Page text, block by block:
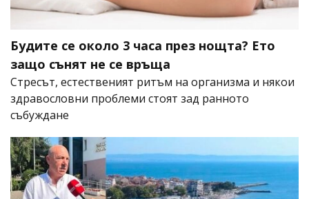
Будите се около 3 часа през нощта? Ето
защо сънят не се връща
Стресът, естественият ритъм на организма и някои
здравословни проблеми стоят зад ранното
събуждане